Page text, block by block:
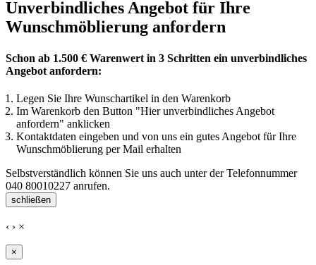
Unverbindliches Angebot für Ihre
Wunschmöblierung anfordern
Schon ab 1.500 € Warenwert in 3 Schritten ein unverbindliches
Angebot anfordern:
Legen Sie Ihre Wunschartikel in den Warenkorb
Im Warenkorb den Button "Hier unverbindliches Angebot
anfordern" anklicken
Kontaktdaten eingeben und von uns ein gutes Angebot für Ihre
Wunschmöblierung per Mail erhalten
Selbstverständlich können Sie uns auch unter der Telefonnummer
040 80010227 anrufen.
schließen
‹ › ×
×